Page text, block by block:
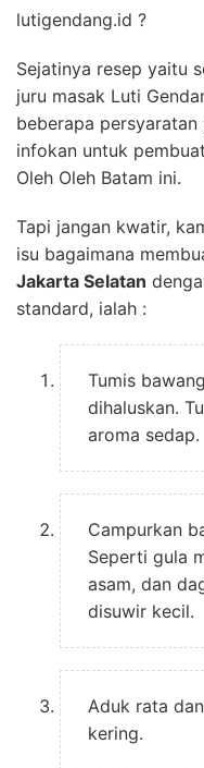
lutigendang.id ?
Sejatinya resep yaitu
juru masak Luti
beberapa
infokan untuk
Oleh Oleh Batam ini.
Tapi jangan kwatir,
isu bagaimana
Jakarta Selatan
standard, ialah :
Tumis
dihaluskan.
aroma sedap.
Campurkan
Seperti gula
asam, dan
disuwir kecil.
Aduk rata
kering.